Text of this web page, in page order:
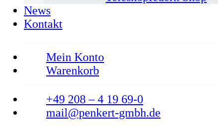
News
Kontakt
Mein Konto
Warenkorb
+49 208 – 4 19 69-0
mail@penkert-gmbh.de